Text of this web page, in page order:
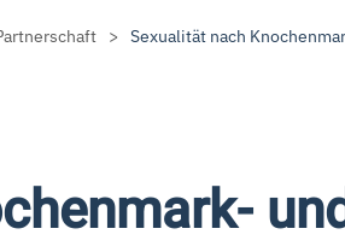
Sexualität nach